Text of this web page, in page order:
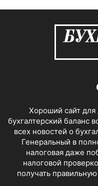
Хороший сайт для
бухгалтерский баланс
всех новостей о
Генеральный в
налоговая даже
налоговой
получать